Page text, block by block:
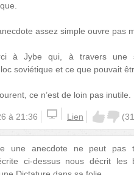
assez simple ouvre pas
à Jybe qui, à travers une
soviétique et ce que pouvait
ce n’est de loin pas inutile.
à 21:36 Lien (31
une anecdote ne peut pas
ci-dessus nous décrit les